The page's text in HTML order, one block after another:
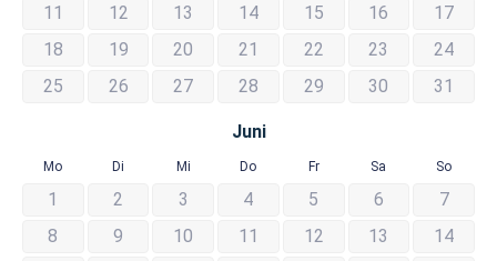
11
12 13 14 15 16
17
18
19 20 21 22 23
24
25
26 27 28 29 30 31
Juni
Mo Di Mi Do Fr Sa So
1 2 3 4 5 6
7
8
9 10 11 12 13
14